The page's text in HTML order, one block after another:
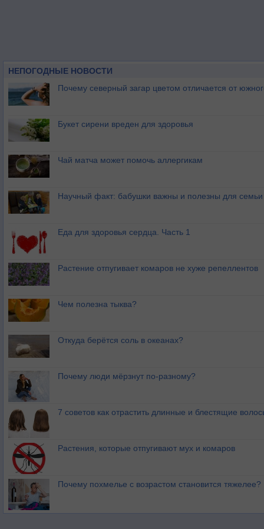
НЕПОГОДНЫЕ НОВОСТИ
Почему северный загар цветом отличается от
Букет сирени вреден для здоровья
Чай матча может помочь аллергикам
Научный факт: бабушки важны и полезны для семьи
Еда для здоровья сердца. Часть 1
Растение отпугивает комаров не хуже репеллентов
Чем полезна тыква?
Откуда берётся соль в океанах?
Почему люди мёрзнут по-разному?
7 советов как отрастить длинные и блестящие
Растения, которые отпугивают мух и комаров
Почему похмелье с возрастом становится тяжелее?